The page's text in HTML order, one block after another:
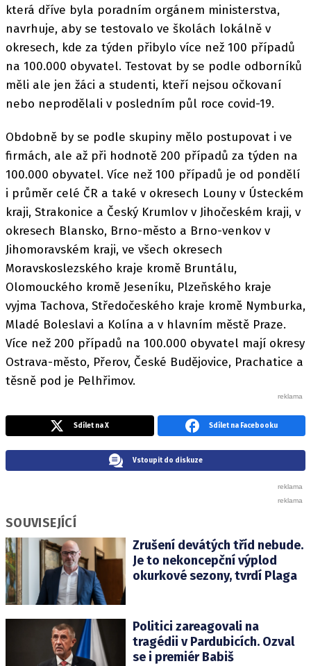
která dříve byla poradním orgánem ministerstva,
navrhuje, aby se testovalo ve školách lokálně v
okresech, kde za týden přibylo více než 100 případů
na 100.000 obyvatel. Testovat by se podle odborníků
měli ale jen žáci a studenti, kteří nejsou očkovaní
nebo neprodělali v posledním půl roce covid-19.
Obdobně by se podle skupiny mělo postupovat i ve
firmách, ale až při hodnotě 200 případů za týden na
100.000 obyvatel. Více než 100 případů je od pondělí
i průměr celé ČR a také v okresech Louny v Ústeckém
kraji, Strakonice a Český Krumlov v Jihočeském kraji, v
okresech Blansko, Brno-město a Brno-venkov v
Jihomoravském kraji, ve všech okresech
Moravskoslezského kraje kromě Bruntálu,
Olomouckého kromě Jeseníku, Plzeňského kraje
vyjma Tachova, Středočeského kraje kromě Nymburka,
Mladé Boleslavi a Kolína a v hlavním městě Praze.
Více než 200 případů na 100.000 obyvatel mají okresy
Ostrava-město, Přerov, České Budějovice, Prachatice a
těsně pod je Pelhřimov.
Sdílet na X Sdílet na Facebooku
Vstoupit do diskuze
SOUVISEJÍCÍ
Zrušení devátých tříd nebude.
Je to nekoncepční výplod
okurkové sezony, tvrdí Plaga
Politici zareagovali na
tragédii v Pardubicích. Ozval
se i premiér Babiš